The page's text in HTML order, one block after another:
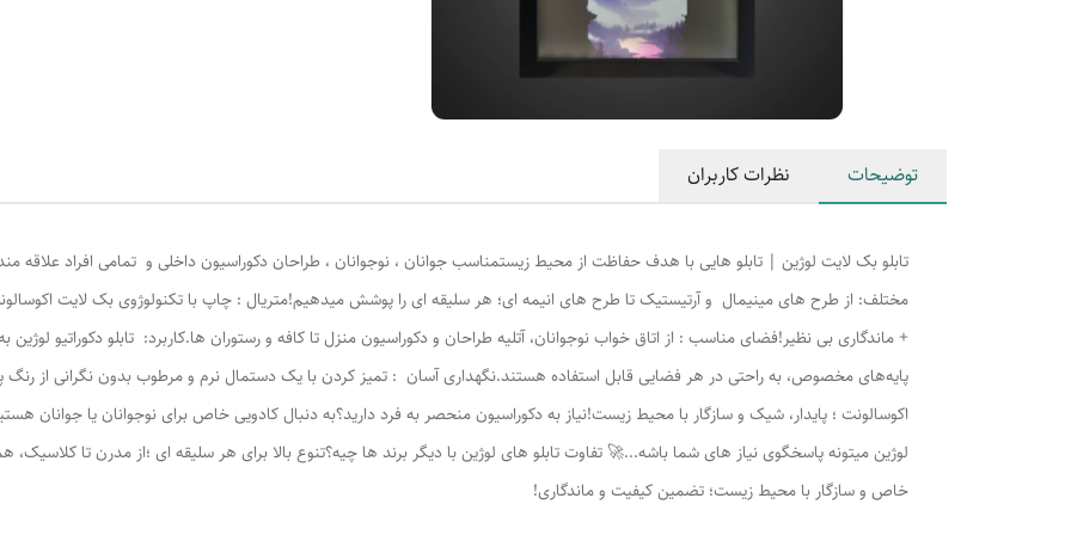
توضیحات نظرات کاربران
مختلف: از طرح های مینیمال و آرتیستیک تا طرح های انیمه ای؛ هر سلیقه ای را پوشش میدهیم!متریال : چاپ با تکنولوژوی بک لایت
+ ماندگاری بی نظیر!فضای مناسب : از اتاق خواب نوجوانان، آتلیه طراحان و دکوراسیون منزل تا کافه و رستوران ها.کاربرد: تابلو دکوراتیو
پایه‌های مخصوص، به راحتی در هر فضایی قابل استفاده هستند.نگهداری آسان : تمیز کردن با یک دستمال نرم و مرطوب بدون نگرانی از
اکوسالونت ؛ پایدار، شیک و سازگار با محیط زیست!نیاز به دکوراسیون منحصر به فرد دارید؟به دنبال کادویی خاص برای نوجوانان یا جوانان
لوژين میتونه پاسخگوی نیاز های شما باشه...🚀 تفاوت تابلو های لوژين با دیگر برند ها چیه؟تنوع بالا برای هر سلیقه ای ؛از مدرن تا کلاسیک،
خاص و سازگار با محیط زیست؛ تضمین کیفیت و ماندگاری!